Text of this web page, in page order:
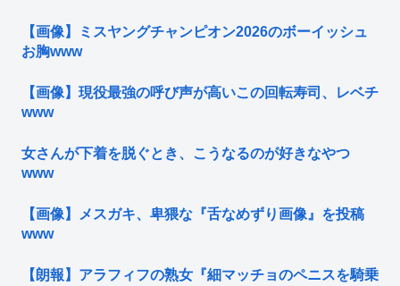
【画像】ミスヤングチャンピオン2026のボーイッシュ
お胸www
【画像】現役最強の呼び声が高いこの回転寿司、レベチ
www
女さんが下着を脱ぐとき、こうなるのが好きなやつ
www
【画像】メスガキ、卑猥な『舌なめずり画像』を投稿
www
【朗報】アラフィフの熟女『細マッチョのペニスを騎乗